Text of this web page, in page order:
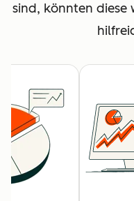
sind, könnten diese